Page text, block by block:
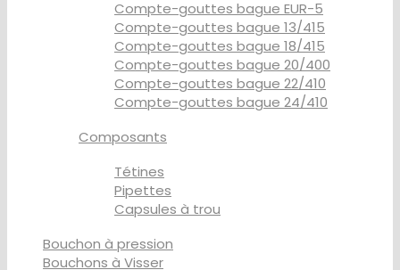
Compte-gouttes bague EUR-5
Compte-gouttes bague 13/415
Compte-gouttes bague 18/415
Compte-gouttes bague 20/400
Compte-gouttes bague 22/410
Compte-gouttes bague 24/410
Composants
Tétines
Pipettes
Capsules à trou
Bouchon à pression
Bouchons à Visser